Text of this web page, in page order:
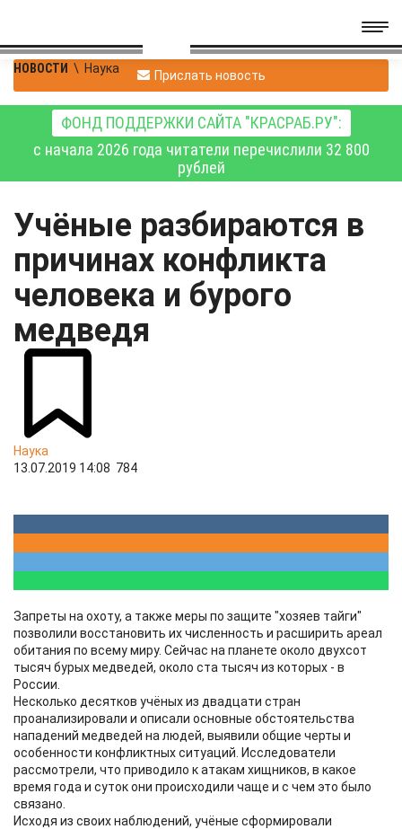
НОВОСТИ \ Наука Прислать новость
ФОНД ПОДДЕРЖКИ САЙТА "КРАСРАБ.РУ":
с начала 2026 года читатели перечислили 32 800
рублей
Учёные разбираются в
причинах конфликта
человека и бурого
медведя
Наука
13.07.2019 14:08 784
Запреты на охоту, а также меры по защите "хозяев тайги"
позволили восстановить их численность и расширить ареал
обитания по всему миру. Сейчас на планете около двухсот
тысяч бурых медведей, около ста тысяч из которых - в
России.
Несколько десятков учёных из двадцати стран
проанализировали и описали основные обстоятельства
нападений медведей на людей, выявили общие черты и
особенности конфликтных ситуаций. Исследователи
рассмотрели, что приводило к атакам хищников, в какое
время года и суток они происходили чаще и с чем это было
связано.
Исходя из своих наблюдений, учёные сформировали